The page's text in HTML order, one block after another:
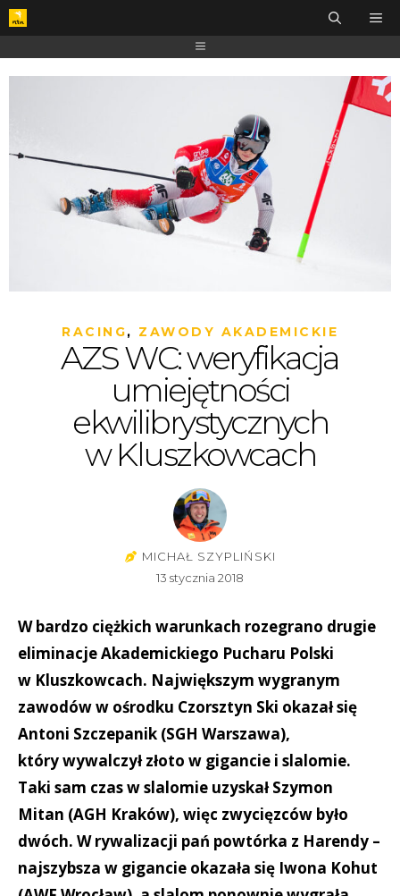
RACING, ZAWODY AKADEMICKIE
AZS WC: weryfikacja
umiejętności
ekwilibrystycznych
w Kluszkowcach
MICHAŁ SZYPLIŃSKI
13 stycznia 2018
W bardzo ciężkich warunkach rozegrano drugie
eliminacje Akademickiego Pucharu Polski
w Kluszkowcach. Największym wygranym
zawodów w ośrodku Czorsztyn Ski okazał się
Antoni Szczepanik (SGH Warszawa),
który wywalczył złoto w gigancie i slalomie.
Taki sam czas w slalomie uzyskał Szymon
Mitan (AGH Kraków), więc zwycięzców było
dwóch. W rywalizacji pań powtórka z Harendy –
najszybsza w gigancie okazała się Iwona Kohut